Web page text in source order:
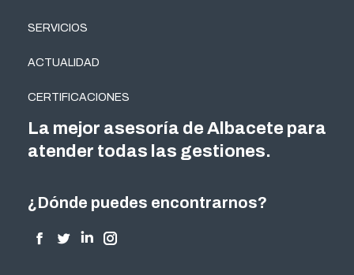
SERVICIOS
ACTUALIDAD
CERTIFICACIONES
¿Dónde puedes encontrarnos?
Encuéntranos en:
Facebook
TwitterLinkedinInstagram
La mejor asesoría de Albacete para
atender todas las gestiones.